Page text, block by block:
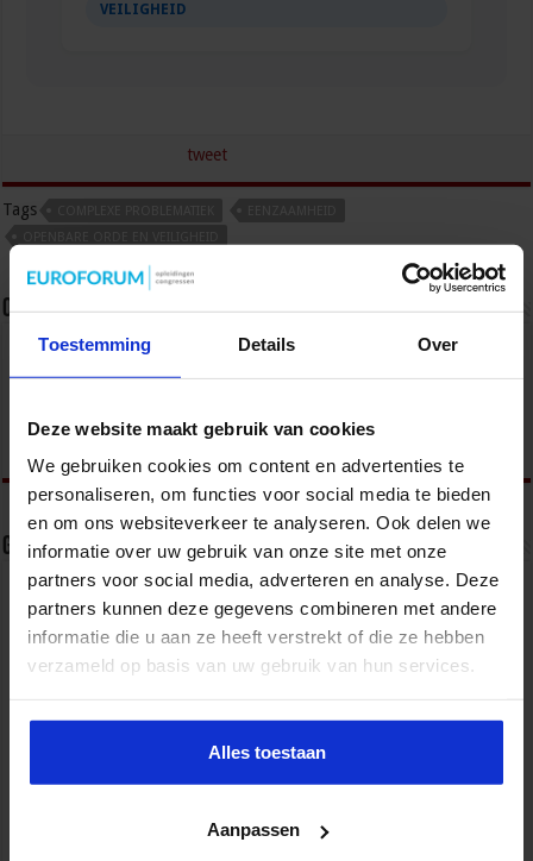
Toestemming Details Over
Deze website maakt gebruik van cookies
We gebruiken cookies om content en advertenties te
personaliseren, om functies voor social media te bieden
en om ons websiteverkeer te analyseren. Ook delen we
informatie over uw gebruik van onze site met onze
partners voor social media, adverteren en analyse. Deze
partners kunnen deze gegevens combineren met andere
informatie die u aan ze heeft verstrekt of die ze hebben
verzameld op basis van uw gebruik van hun services.
Alles toestaan
Aanpassen
VEILIGHEID
tweet
Tags
Over sbo
organiseert jaarlijks zo’n 200 opleidingen en
& RO, zorg, bouw & infra en overheid.
Gerelateerde Artikelen